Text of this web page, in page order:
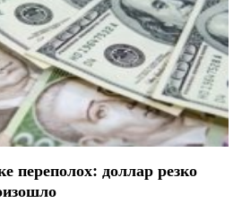
переполох: доллар резко